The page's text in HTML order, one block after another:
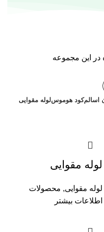
در این مجموعه
اسالمکود هوموسلوله مقوایی
لوله مقوایی
لوله مقوایی, محصولات
اطلاعات بیشتر